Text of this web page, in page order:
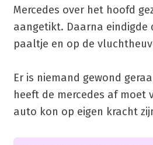
Mercedes over het hoofd
aangetikt. Daarna eindigde
paaltje en op de
Er is niemand gewond
heeft de mercedes af moet
auto kon op eigen kracht